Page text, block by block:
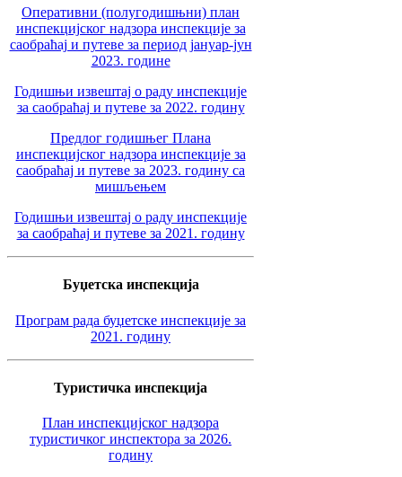
Оперативни (полугодишњни) план
инспекцијског надзора инспекције за
саобраћај и путеве за период јануар-јун
2023. године
Годишњи извештај о раду инспекције
за саобраћај и путеве за 2022. годину
Предлог годишњег Плана
инспекцијског надзора инспекције за
саобраћај и путеве за 2023. годину са
мишљењем
Годишњи извештај о раду инспекције
за саобраћај и путеве за 2021. годину
Буџетска инспекција
Програм рада буџетске инспекције за
2021. годину
Туристичка инспекција
План инспекцијског надзора
туристичког инспектора за 2026.
годину